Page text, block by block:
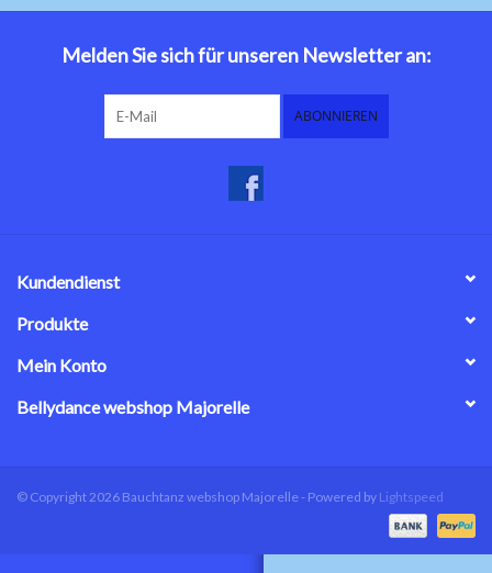
Melden Sie sich für unseren Newsletter an:
ABONNIEREN
Kundendienst
Produkte
Mein Konto
Bellydance webshop Majorelle
© Copyright 2026 Bauchtanz webshop Majorelle - Powered by Lightspeed